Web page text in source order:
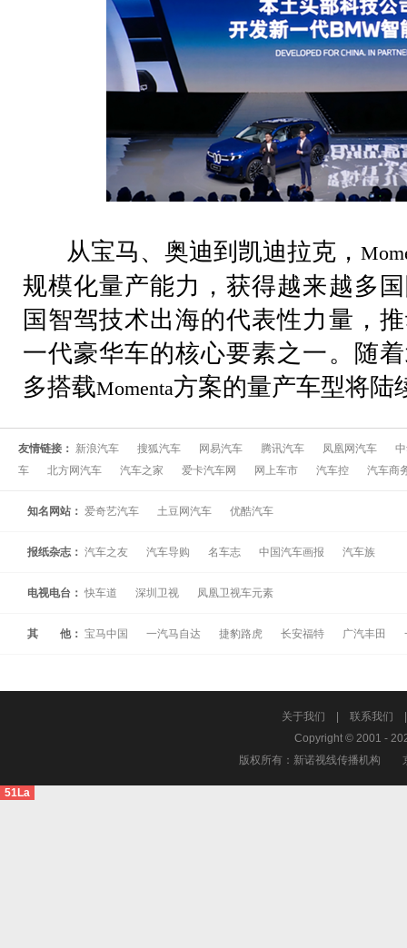
从宝马、奥迪到凯迪拉克，
规模化量产能力，获得越来越多
国智驾技术出海的代表性力量，
一代豪华车的核心要素之一。随
多搭载Momenta方案的量产车型将陆
友情链接： 新浪汽车 搜狐汽车 网易汽车 腾讯汽车 凤凰网汽车
车
北方网汽车 汽车之家 爱卡汽车网 网上车市 汽车控 汽车商
知名网站： 爱奇艺汽车 土豆网汽车 优酷汽车
报纸杂志： 汽车之友 汽车导购 名车志 中国汽车画报 汽车族
电视电台： 快车道 深圳卫视 凤凰卫视车元素
其 他： 宝马中国 一汽马自达 捷豹路虎 长安福特 广汽丰田
关于我们 联系我们
Copyright © 2001 -
版权所有：新诺视线传播机构
51La